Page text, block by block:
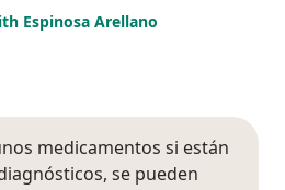
Espinosa Arellano
medicamentos si están
se pueden